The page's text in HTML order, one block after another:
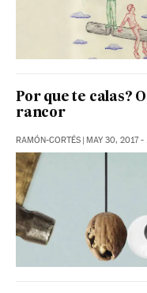
Por que te calas?
rancor
RAMÓN-CORTÉS | MAY 30, 2017 -